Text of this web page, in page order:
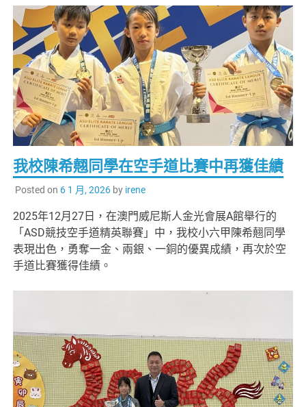
我校陳希翹同學在空手道比賽中再獲佳績
Posted on 6 1 月, 2026by irene
2025年12月27日，在澳門威尼斯人金光會展A館舉行的
「ASD競技空手道精英聯賽」中，我校小六甲陳希翹同學
表現出色，勇奪一金、兩銀、一銅的優異成績，再次於空
手道比賽獲得佳績。